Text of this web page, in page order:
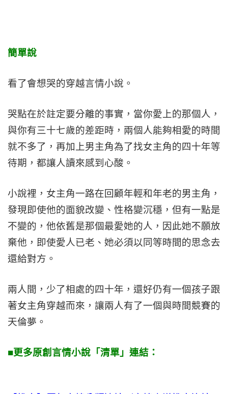
簡單說
看了會想哭的穿越言情小說。
哭點在於註定要分離的事實，當你愛上的那個人，
與你有三十七歲的差距時，兩個人能夠相愛的時間
就不多了，再加上男主角為了找女主角的四十年等
待期，都讓人讀來感到心酸。
小說裡，女主角一路在回顧年輕和年老的男主角，
發現即使他的面貌改變、性格變沉穩，但有一點是
不變的，他依舊是那個最愛她的人，因此她不願放
棄他，即使愛人已老、她必須以同等時間的思念去
還給對方。
兩人間，少了相處的四十年，還好仍有一個孩子跟
著女主角穿越而來，讓兩人有了一個與時間競賽的
天倫夢。
■更多原創言情小說「清單」連結：